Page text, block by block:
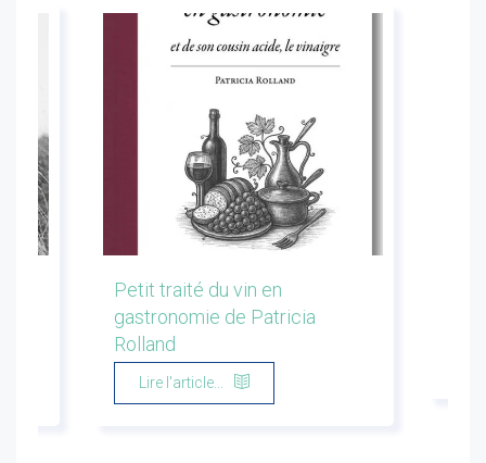
Petit traité du vin en
gastronomie de Patricia
Rolland
Lire l'article...